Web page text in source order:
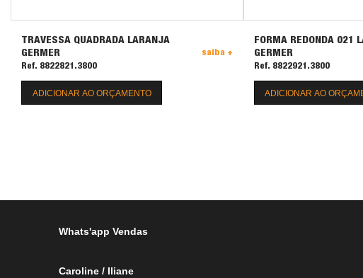
TRAVESSA QUADRADA LARANJA
GERMER
saiba +
Ref. 8822821.3800
ADICIONAR AO ORÇAMENTO
FORMA REDONDA 021
GERMER
Ref. 8822921.3800
ADICIONAR AO
Whats'app Vendas
Caroline / Iliane